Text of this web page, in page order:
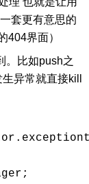
套更有意思的
404界面）
。比如push之
异常就直接kill